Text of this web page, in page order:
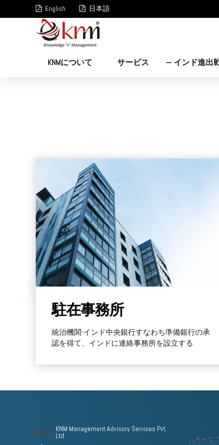
English 日本語
KNMについて サービス インド進出
Find out more
駐在事務所
統治機関-インド中央銀行すなわち準備銀行の承
認を得て、インドに連絡事務所を設立する
KNM Management Advisory Services Pvt.
Ltd.